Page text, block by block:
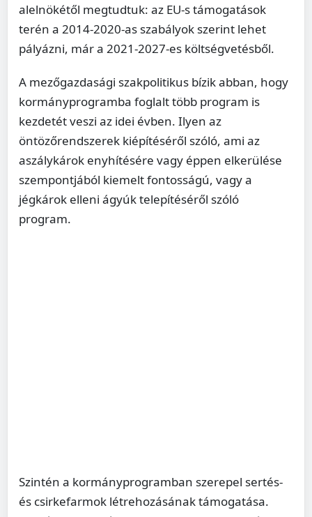
alelnökétől megtudtuk: az EU-s támogatások
terén a 2014-2020-as szabályok szerint lehet
pályázni, már a 2021-2027-es költségvetésből.
A mezőgazdasági szakpolitikus bízik abban, hogy
kormányprogramba foglalt több program is
kezdetét veszi az idei évben. Ilyen az
öntözőrendszerek kiépítéséről szóló, ami az
aszálykárok enyhítésére vagy éppen elkerülése
szempontjából kiemelt fontosságú, vagy a
jégkárok elleni ágyúk telepítéséről szóló
program.
Szintén a kormányprogramban szerepel sertés-
és csirkefarmok létrehozásának támogatása.